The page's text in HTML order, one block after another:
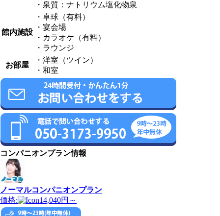
・泉質：ナトリウム塩化物泉
館内施設
・卓球（有料）
・宴会場
・カラオケ（有料）
・ラウンジ
お部屋
・洋室（ツイン）
・和室
コンパニオンプラン情報
ノーマルコンパニオンプラン
価格:
14,040円～